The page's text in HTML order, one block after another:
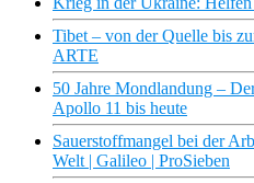
Tibet – von der Quelle bis
ARTE
50 Jahre Mondlandung –
Apollo 11 bis heute
Sauerstoffmangel bei der
Welt | Galileo | ProSieben